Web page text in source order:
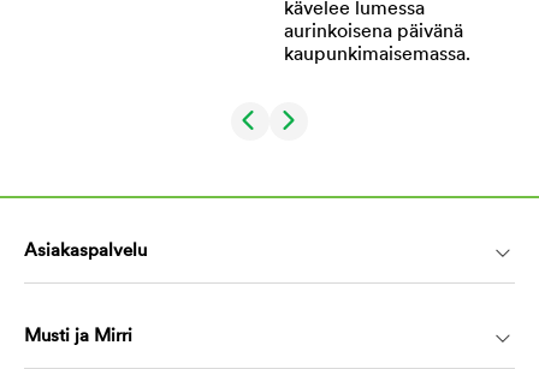
Asiakaspalvelu
Musti ja Mirri